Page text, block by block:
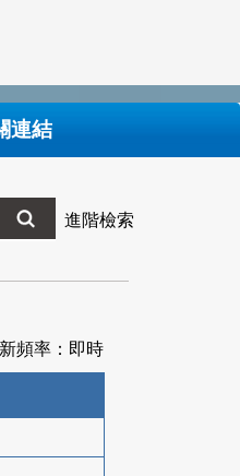
連結
進階檢索
頻率：即時